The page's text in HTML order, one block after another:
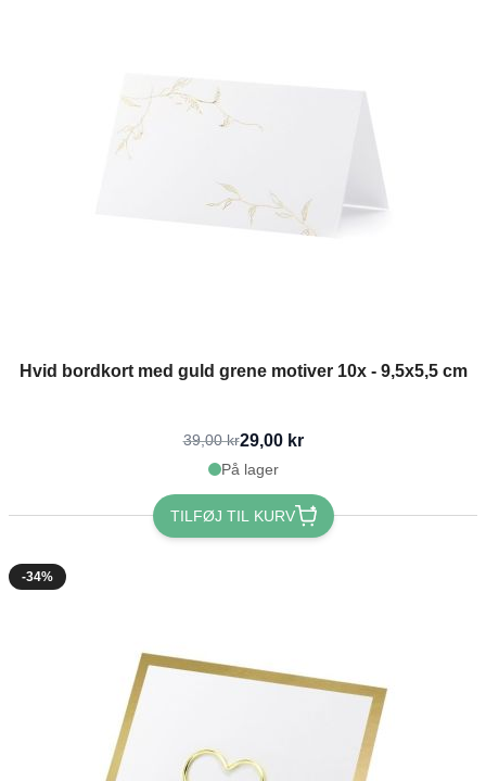
Hvid bordkort med guld grene motiver 10x - 9,5x5,5 cm
39,00 kr29,00 kr
På lager
TILFØJ TIL KURV
-34%